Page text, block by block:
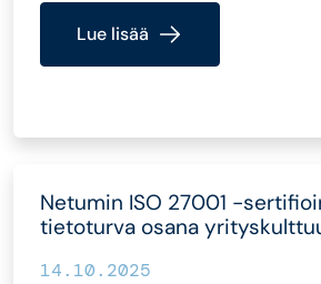
Lue lisää
Netumin ISO 27001 -
tietoturva osana
14.10.2025